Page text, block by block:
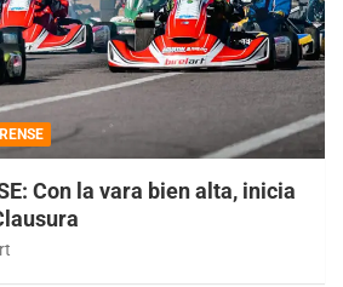
Con la vara bien alta, inicia